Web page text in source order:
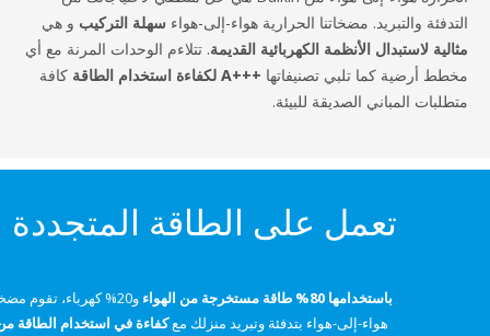
مضخاتنا الحرارية هواء-إلى-هواءسهلة التركيبو هي
الأنظمة الكهربائية القديمة . تتلاءم الوحدات المرنة مع أي
كما تلبي تصنيفاتهاA+++‎ لكفاءة استخدام الطاقة
كافة
الصديقة للبيئة.
تعمل على الطاقة المتجددة
و20% كهرباء، تقوم مضخات الحرارة
هواء-إلى-هواء بتدفئة وتبريد منزلك معكفاءة في استخدام الطاقة من المستوى